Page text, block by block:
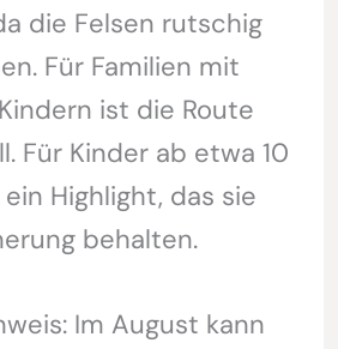
die Felsen rutschig
Für Familien mit
ist die Route
Für Kinder ab etwa 10
Highlight, das sie
behalten.
Im August kann